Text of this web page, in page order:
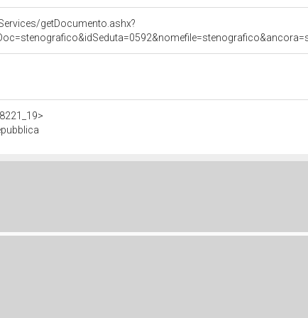
getDocumento.ashx?